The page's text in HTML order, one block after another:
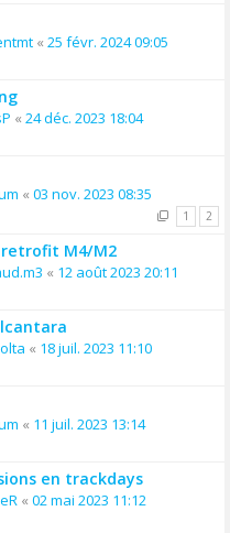
« 25 févr. 2024 09:05
« 24 déc. 2023 18:04
« 03 nov. 2023 08:35
1 2
retrofit M4/M2
« 12 août 2023 20:11
« 18 juil. 2023 11:10
« 11 juil. 2023 13:14
en trackdays
« 02 mai 2023 11:12